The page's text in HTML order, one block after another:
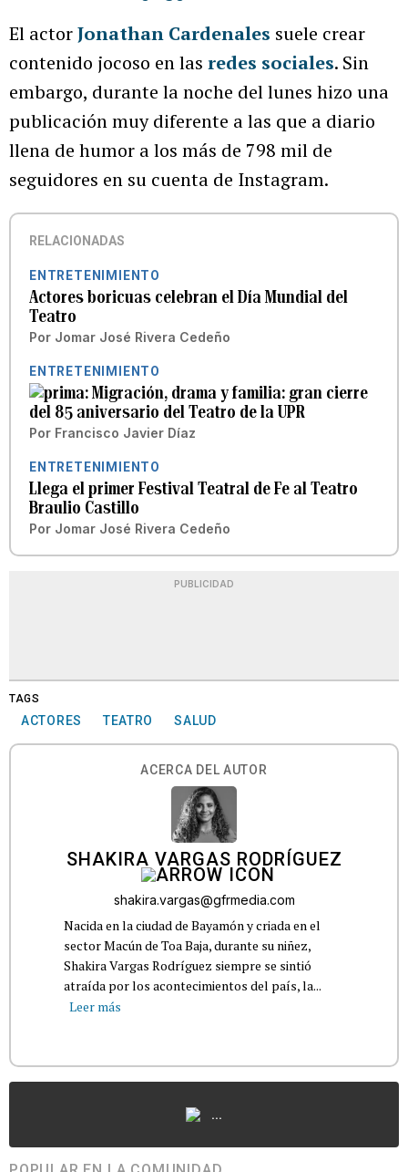
El actorJonathan Cardenales suele crear
contenido jocoso en las redes sociales. Sin
embargo, durante la noche del lunes hizo una
publicación muy diferente a las que a diario
llena de humor a los más de 798 mil de
seguidores en su cuenta de Instagram.
RELACIONADAS
ENTRETENIMIENTO
Actores boricuas celebran el Día Mundial del
Teatro
Por Jomar José Rivera Cedeño
ENTRETENIMIENTO
Migración, drama y familia: gran cierre
del 85 aniversario del Teatro de la UPR
Por Francisco Javier Díaz
ENTRETENIMIENTO
Llega el primer Festival Teatral de Fe al Teatro
Braulio Castillo
Por Jomar José Rivera Cedeño
PUBLICIDAD
TAGS
ACTORES TEATRO SALUD
ACERCA DEL AUTOR
SHAKIRA VARGAS RODRÍGUEZ
shakira.vargas@gfrmedia.com
Nacida en la ciudad de Bayamón y criada en el
sector Macún de Toa Baja, durante su niñez,
Shakira Vargas Rodríguez siempre se sintió
atraída por los acontecimientos del país, la...
Leer más
...